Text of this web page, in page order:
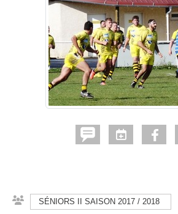
SÉNIORS II SAISON 2017 / 2018